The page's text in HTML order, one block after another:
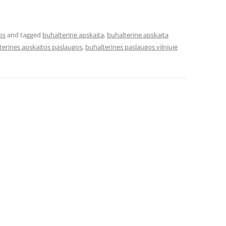
and tagged buhalterine apskaita, buhalterine apskaita
apskaitos paslaugos, buhalterines paslaugos vilniuje